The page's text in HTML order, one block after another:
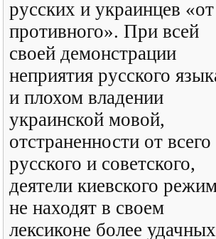
русских и украинцев «от
противного». При всей
своей демонстрации
неприятия русского
и плохом владении
украинской мовой,
отстраненности от всего
русского и советского,
деятели киевского
не находят в своем
лексиконе более удачных